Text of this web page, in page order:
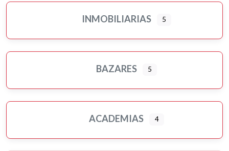
INMOBILIARIAS 5
BAZARES 5
ACADEMIAS 4